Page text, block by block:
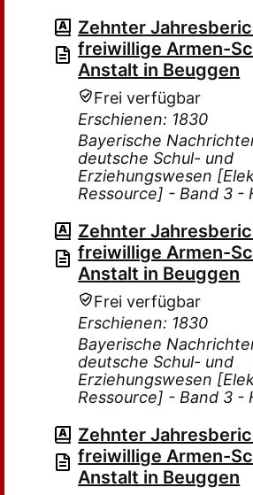
Zehnter
freiwillige Armen-
Anstalt in Beuggen
Frei verfügbar
Erschienen: 1830
Bayerische
deutsche Schul- und
Erziehungswesen
Ressource] - Band 3 -
Zehnter
freiwillige Armen-
Anstalt in Beuggen
Frei verfügbar
Erschienen: 1830
Bayerische
deutsche Schul- und
Erziehungswesen
Ressource] - Band 3 -
Zehnter
freiwillige Armen-
Anstalt in Beuggen